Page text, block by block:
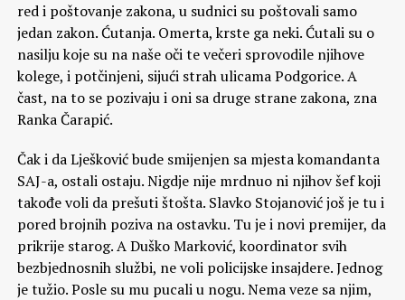
red i poštovanje zakona, u sudnici su poštovali samo
jedan zakon. Ćutanja. Omerta, krste ga neki. Ćutali su o
nasilju koje su na naše oči te večeri sprovodile njihove
kolege, i potčinjeni, sijući strah ulicama Podgorice. A
čast, na to se pozivaju i oni sa druge strane zakona, zna
Ranka Čarapić.
Čak i da Lješković bude smijenjen sa mjesta komandanta
SAJ-a, ostali ostaju. Nigdje nije mrdnuo ni njihov šef koji
takođe voli da prešuti štošta. Slavko Stojanović još je tu i
pored brojnih poziva na ostavku. Tu je i novi premijer, da
prikrije starog. A Duško Marković, koordinator svih
bezbjednosnih službi, ne voli policijske insajdere. Jednog
je tužio. Posle su mu pucali u nogu. Nema veze sa njim,